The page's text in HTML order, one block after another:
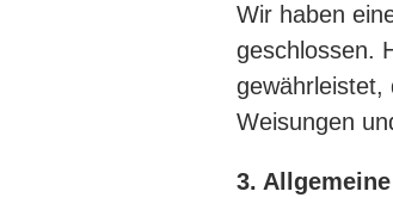
Wir haben
geschlossen.
gewährleistet,
Weisungen
3.